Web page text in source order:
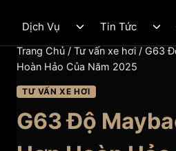
Dịch Vụ
Toggle
menu
Tin Tức
Trang Chủ / Tư vấn xe hơi / G63
Hoàn Hảo Của Năm 2025
TƯ VẤN XE HƠI
G63 Độ